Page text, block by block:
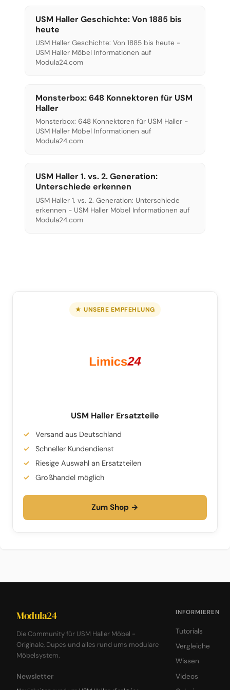
USM Haller Geschichte: Von 1885 bis
heute
USM Haller Geschichte: Von 1885 bis heute -
USM Haller Möbel Informationen auf
Modula24.com
Monsterbox: 648 Konnektoren für USM
Haller
Monsterbox: 648 Konnektoren für USM Haller -
USM Haller Möbel Informationen auf
Modula24.com
USM Haller 1. vs. 2. Generation:
Unterschiede erkennen
USM Haller 1. vs. 2. Generation: Unterschiede
erkennen - USM Haller Möbel Informationen auf
Modula24.com
★ UNSERE EMPFEHLUNG
USM Haller Ersatzteile
Versand aus Deutschland
Schneller Kundendienst
Riesige Auswahl an Ersatzteilen
Großhandel möglich
Zum Shop →
Modula24
Die Community für USM Haller Möbel -
Originale, Dupes und alles rund ums modulare
Möbelsystem.
Newsletter
INFORMIEREN
Tutorials
Vergleiche
Wissen
Videos